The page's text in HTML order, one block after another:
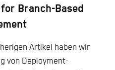
Branch-Based
Artikel haben wir
von Deployment-